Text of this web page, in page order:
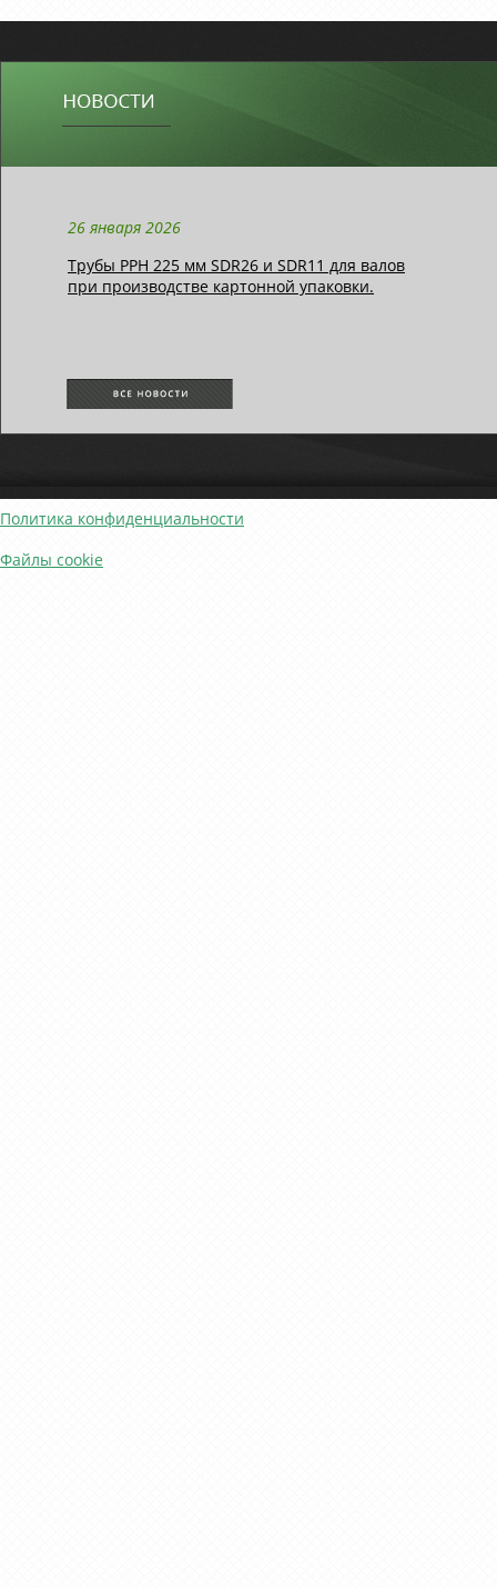
26 января 2026
Трубы РРН 225 мм SDR26 и SDR11 для валов
при производстве картонной упаковки.
Политика конфиденциальности
Файлы cookie